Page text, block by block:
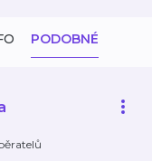
PODOBNÉ